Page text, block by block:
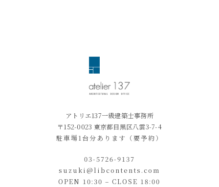
アトリエ137一級建築士事務所
〒152-0023 東京都目黒区八雲3-7-4
駐車場1台分あります（要予約）
03-5726-9137
suzuki@libcontents.com
OPEN 10:30 – CLOSE 18:00